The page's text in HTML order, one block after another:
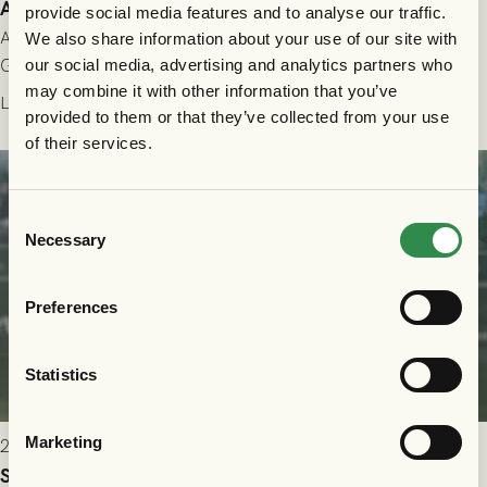
provide social media features and to analyse our traffic.
We also share information about your use of our site with
our social media, advertising and analytics partners who
may combine it with other information that you’ve
provided to them or that they’ve collected from your use
of their services.
Consent
Selection
Necessary
Preferences
Statistics
Marketing
Allt du behöver veta inför GAIS - Halmstads BK 26/7
All evenemangsinformation du kan behöva inför ditt besök på
Gamla Ullevi och matchen mellan GAIS och Halmstads BK i
Allsvenskan! Avspark kl 16.30 på söndag 26/7.
Läs mer
2026-07-24 16:40
Seger i första kvalmatchen mot FC Nordsjælland